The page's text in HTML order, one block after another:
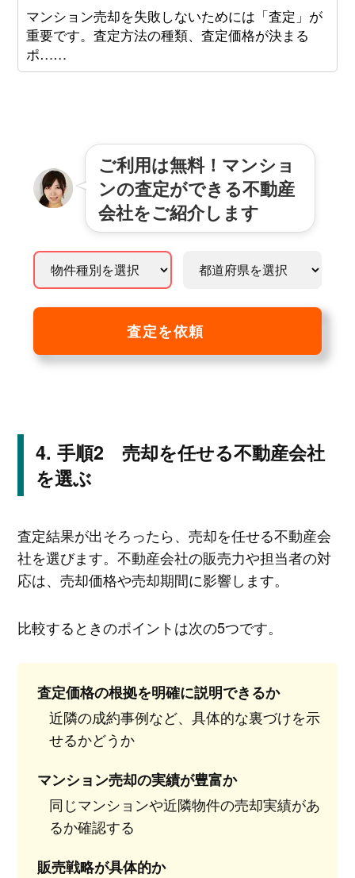
マンション売却を失敗しないためには「査定」が
重要です。査定方法の種類、査定価格が決まる
ポ……
ご利用は無料！マンショ
ンの査定ができる不動産
会社をご紹介します
査定を依頼
手順2 売却を任せる不動産会社
を選ぶ
査定結果が出そろったら、売却を任せる不動産会
社を選びます。不動産会社の販売力や担当者の対
応は、売却価格や売却期間に影響します。
比較するときのポイントは次の5つです。
査定価格の根拠を明確に説明できるか
近隣の成約事例など、具体的な裏づけを示
せるかどうか
マンション売却の実績が豊富か
同じマンションや近隣物件の売却実績があ
るか確認する
販売戦略が具体的か